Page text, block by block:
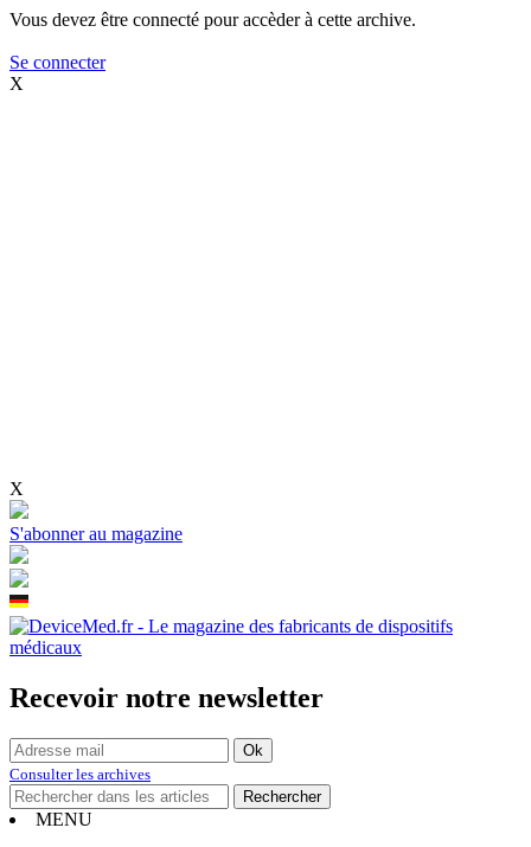
Vous devez être connecté pour accèder à cette archive.
Se connecter
X
X
S'abonner au magazine
Recevoir notre newsletter
Consulter les archives
MENU